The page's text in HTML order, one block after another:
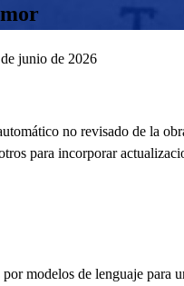
junio de 2026
no revisado de la
para incorporar
modelos de lenguaje para